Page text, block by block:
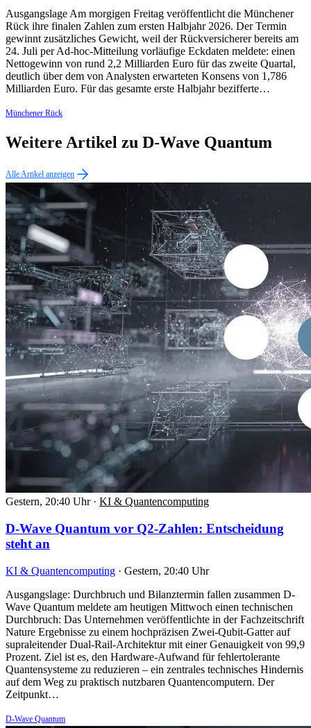
Ausgangslage Am morgigen Freitag veröffentlicht die Münchener
Rück ihre finalen Zahlen zum ersten Halbjahr 2026. Der Termin
gewinnt zusätzliches Gewicht, weil der Rückversicherer bereits am
24. Juli per Ad-hoc-Mitteilung vorläufige Eckdaten meldete: einen
Nettogewinn von rund 2,2 Milliarden Euro für das zweite Quartal,
deutlich über dem von Analysten erwarteten Konsens von 1,786
Milliarden Euro. Für das gesamte erste Halbjahr bezifferte…
Münchener Rück
Weitere Artikel zu D-Wave Quantum
Alle Artikel anzeigen
Gestern, 20:40 Uhr · KI & Quantencomputing
D-Wave Quantum vor Q2-Zahlen: Entscheidung
steht an
KI & Quantencomputing · Gestern, 20:40 Uhr
Ausgangslage: Durchbruch und Bilanztermin fallen zusammen D-
Wave Quantum meldete am heutigen Mittwoch einen technischen
Durchbruch: Das Unternehmen veröffentlichte in der Fachzeitschrift
Nature Ergebnisse zu einem hochpräzisen Zwei-Qubit-Gatter auf
supraleitender Dual-Rail-Architektur mit einer Genauigkeit von 99,9
Prozent. Ziel ist es, den Hardware-Aufwand für fehlertolerante
Quantensysteme zu reduzieren – ein zentrales technisches Hindernis
auf dem Weg zu praktisch nutzbaren Quantencomputern. Der
Zeitpunkt…
D-Wave Quantum